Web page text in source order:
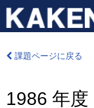
課題ページに戻る
1986 年度